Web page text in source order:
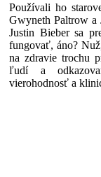
Používali ho
Gwyneth Paltrow a
Justin Bieber sa
fungovať, áno?
na zdravie trochu
ľudí a
vierohodnosť a